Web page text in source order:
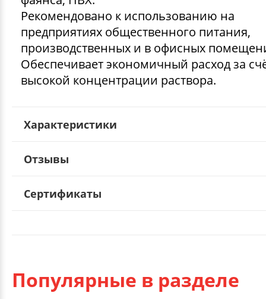
Рекомендовано к использованию на
предприятиях общественного питания,
производственных и в офисных
Обеспечивает экономичный расход за
высокой концентрации раствора.
Характеристики
Отзывы
Сертификаты
Популярные в разделе